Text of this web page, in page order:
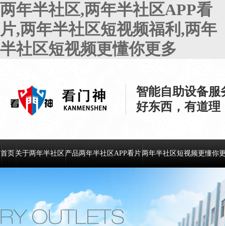
两年半社区,两年半社区APP看
片,两年半社区短视频福利,两年
半社区短视频更懂你更多
智能自助设备服
好东西，有道理
首页关于两年半社区 产品两年半社区APP看片两年半社区短视频更懂你